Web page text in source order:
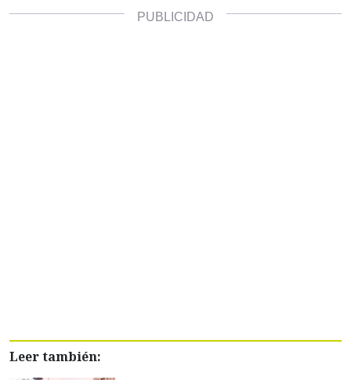
Leer también: